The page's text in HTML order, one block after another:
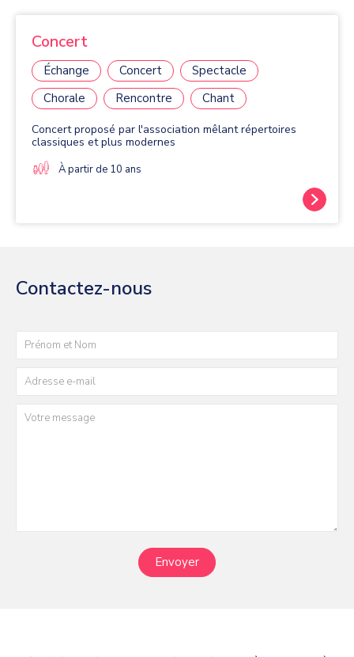
Concert
Échange Concert
Spectacle
Chorale
Rencontre Chant
Concert proposé par l'association mêlant répertoires
classiques et plus modernes
À partir de 10 ans
Contactez-nous
Envoyer